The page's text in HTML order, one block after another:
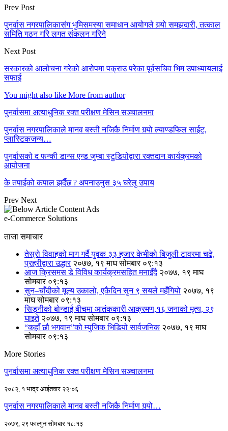
Prev Post
पुनर्वास नगरपालिकासंग भुमिसमस्या समाधान आयोगले गर्‍यो समझदारी, तत्काल
समिति गठन गरि लगत संकलन गरिने
Next Post
सरकारको आलोचना गरेको आरोपमा पक्राउ परेका पूर्वसचिव भिम उपाध्यायलाई
सफाई
You might also like More from author
पुनर्वासमा अत्याधुनिक रक्त परीक्षण मेसिन सञ्चालनमा
पुनर्वास नगरपालिकाले मानव बस्ती नजिकै निर्माण गर्‍यो ल्याण्डफिल साईट,
प्लास्टिकजन्य…
पुनर्वासको द फन्की डान्स एन्ड जुम्बा स्टुडियोद्वारा रक्तदान कार्यक्रमको
आयोजना
के तपाईको कपाल झर्दैछ ? अपनाउनुस ३५ घरेलु उपाय
Prev Next
e-Commerce Solutions
ताजा समाचार
तेस्रो विवाहको माग गर्दै युवक ३३ हजार केभीको बिजुली टावरमा चढे,
प्रहरीद्वारा उद्धार २०७७, १९ माघ सोमबार ०९:१३
आज क्रिसमस डे विविध कार्यक्रमसहित मनाइँदै २०७७, १९ माघ
सोमबार ०९:१३
सुन–चाँदीको मूल्य उकालो, एकैदिन सुन ९ सयले महँगियो २०७७, १९
माघ सोमबार ०९:१३
सिड्नीको बोन्डाई बीचमा आतंककारी आक्रमण,१६ जनाको मृत्य, २९
घाइते २०७७, १९ माघ सोमबार ०९:१३
“कहाँ छौ भगवान”को म्युजिक भिडियो सार्वजनिक २०७७, १९ माघ
सोमबार ०९:१३
More Stories
पुनर्वासमा अत्याधुनिक रक्त परीक्षण मेसिन सञ्चालनमा
२०८२, १ भाद्र आईतवार २२:०६
पुनर्वास नगरपालिकाले मानव बस्ती नजिकै निर्माण गर्‍यो…
२०७९, २९ फाल्गुन सोमबार १८:१३